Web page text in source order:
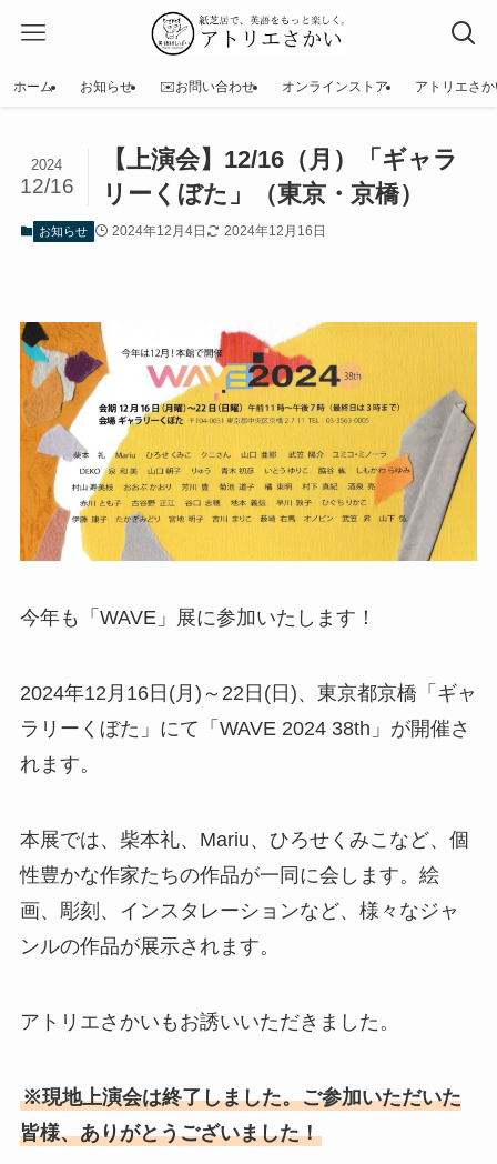
ホーム お知らせ ✉️お問い合わせ オンラインストア アトリエさ
【上演会】12/16（月）「ギャラ
リーくぼた」（東京・京橋）
2024
12/16
お知らせ 2024年12月4日 2024年12月16日
今年も「WAVE」展に参加いたします！
2024年12月16日(月)～22日(日)、東京都京橋「ギャ
ラリーくぼた」にて「WAVE 2024 38th」が開催さ
れます。
本展では、柴本礼、Mariu、ひろせくみこなど、個
性豊かな作家たちの作品が一同に会します。絵
画、彫刻、インスタレーションなど、様々なジャ
ンルの作品が展示されます。
アトリエさかいもお誘いいただきました。
※現地上演会は終了しました。ご参加いただいた
皆様、ありがとうございました！